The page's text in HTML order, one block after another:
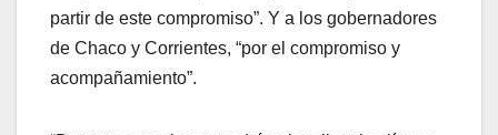
partir de este compromiso”. Y a los gobernadores
de Chaco y Corrientes, “por el compromiso y
acompañamiento”.